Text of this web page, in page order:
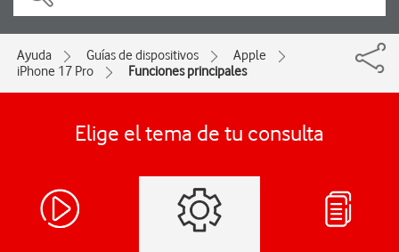
Ayuda Guías de dispositivos
Apple
iPhone 17 Pro
Funciones principales
Elige el tema de tu consulta